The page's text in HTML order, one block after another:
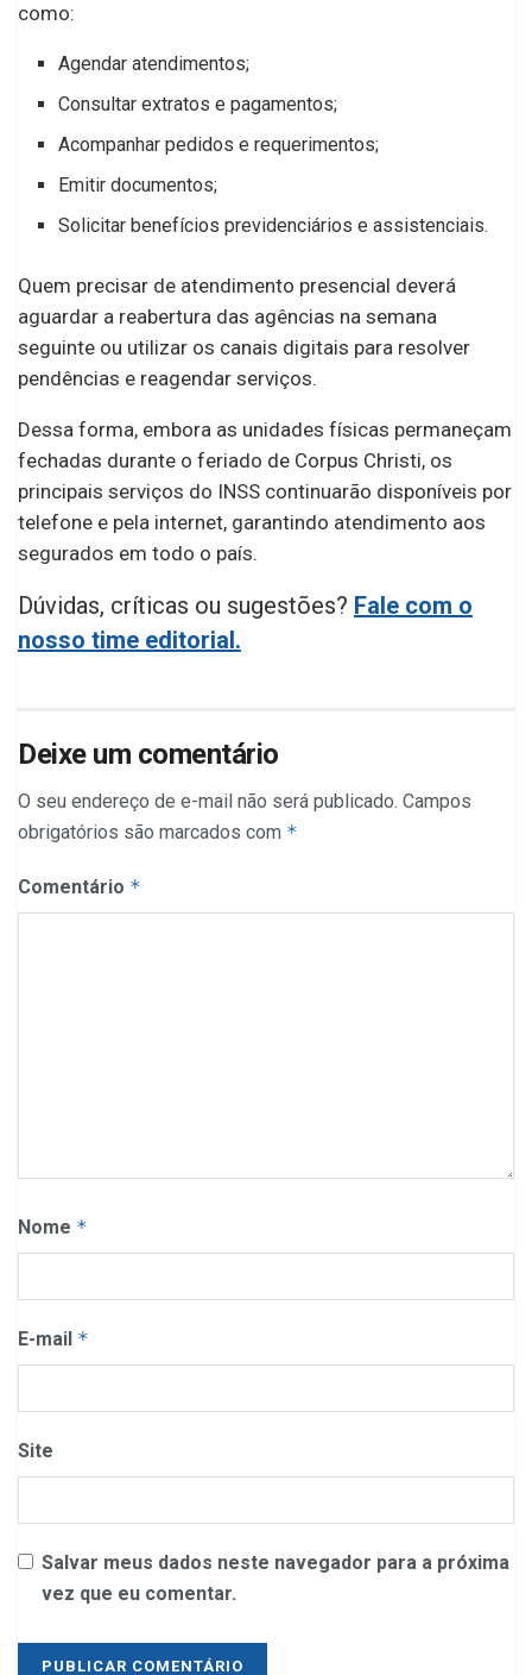
como:
Agendar atendimentos;
Consultar extratos e pagamentos;
Acompanhar pedidos e requerimentos;
Emitir documentos;
Solicitar benefícios previdenciários e assistenciais.
Quem precisar de atendimento presencial deverá
aguardar a reabertura das agências na semana
seguinte ou utilizar os canais digitais para resolver
pendências e reagendar serviços.
Dessa forma, embora as unidades físicas permaneçam
fechadas durante o feriado de Corpus Christi, os
principais serviços do INSS continuarão disponíveis por
telefone e pela internet, garantindo atendimento aos
segurados em todo o país.
Dúvidas, críticas ou sugestões? Fale com o
nosso time editorial.
Deixe um comentário
O seu endereço de e-mail não será publicado. Campos
obrigatórios são marcados com *
Comentário *
Nome *
E-mail *
Site
Salvar meus dados neste navegador para a próxima
vez que eu comentar.